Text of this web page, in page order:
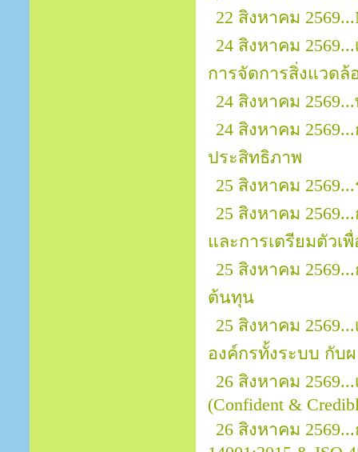
22 สิงหาคม
24 สิงหาคม
การจัดการสิ่งแวดล้
24 สิงหาคม
24 สิงหาคม
ประสิทธิภาพ
25 สิงหาคม
25 สิงหาคม
และการเตรียมตัวเ
25 สิงหาคม
ต้นทุน
25 สิงหาคม
องค์กรทั้งระบบ กับ
26 สิงหาคม
(Confident &
26 สิงหาคม